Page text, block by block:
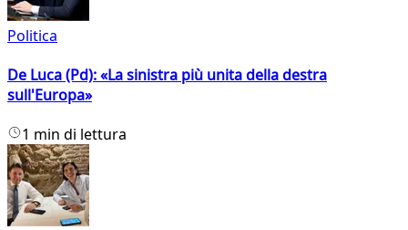
Politica
De Luca (Pd): «La sinistra più unita della destra
sull'Europa»
1 min di lettura